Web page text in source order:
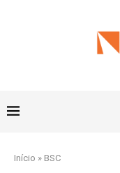
Início » BSC